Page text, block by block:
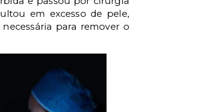
em excesso de pele,
para remover o